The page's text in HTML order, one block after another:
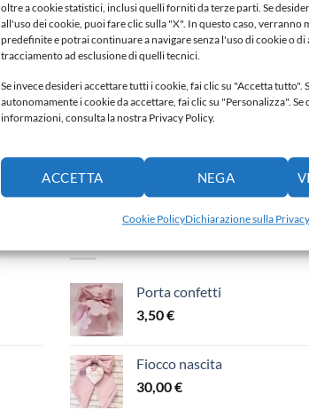
oltre a cookie statistici, inclusi quelli forniti da terze parti. Se
all'uso dei cookie, puoi fare clic sulla "X". In questo caso, verranno
predefinite e potrai continuare a navigare senza l'uso di cookie o
tracciamento ad esclusione di quelli tecnici.
Se invece desideri accettare tutti i cookie, fai clic su "Accetta tutto".
autonomamente i cookie da accettare, fai clic su "Personalizza".
informazioni, consulta la nostra Privacy Policy.
ACCETTA NEGA
Cookie PolicyDichiarazione sulla Privacy
PORTA PANNOLINI
Porta pannolino
32,00€
Aggiungi alla lista dei
desideri
PORTA PANNOLINI
Porta pannolini
30,00€
Aggiungi alla
desideri
Porta confetti
3,50€
Fiocco nascita
30,00€